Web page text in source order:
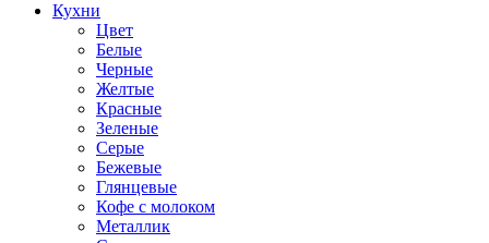
Кухни
Цвет
Белые
Черные
Желтые
Красные
Зеленые
Серые
Бежевые
Глянцевые
Кофе с молоком
Металлик